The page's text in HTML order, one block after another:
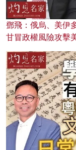
鄧飛：俄烏、美伊
甘冒政權風險攻擊